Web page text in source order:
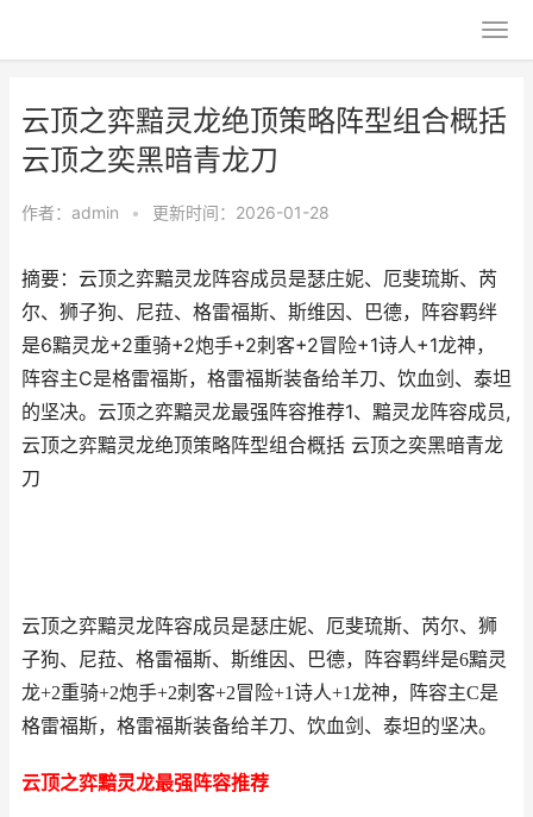
云顶之弈黯灵龙绝顶策略阵型组合概括
云顶之奕黑暗青龙刀
作者： admin • 更新时间：2026-01-28
摘要：云顶之弈黯灵龙阵容成员是瑟庄妮、厄斐琉斯、芮
尔、狮子狗、尼菈、格雷福斯、斯维因、巴德，阵容羁绊
是6黯灵龙+2重骑+2炮手+2刺客+2冒险+1诗人+1龙神，
阵容主C是格雷福斯，格雷福斯装备给羊刀、饮血剑、泰坦
的坚决。云顶之弈黯灵龙最强阵容推荐1、黯灵龙阵容成员,
云顶之弈黯灵龙绝顶策略阵型组合概括 云顶之奕黑暗青龙
刀
云顶之弈黯灵龙阵容成员是瑟庄妮、厄斐琉斯、芮尔、狮
子狗、尼菈、格雷福斯、斯维因、巴德，阵容羁绊是6黯灵
龙+2重骑+2炮手+2刺客+2冒险+1诗人+1龙神，阵容主C是
格雷福斯，格雷福斯装备给羊刀、饮血剑、泰坦的坚决。
云顶之弈黯灵龙最强阵容推荐